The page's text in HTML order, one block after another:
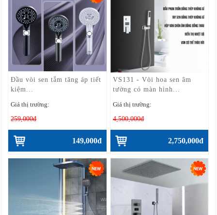
Đầu vòi sen tắm tăng áp tiết
kiệm...
Giá thị trường:
259,000đ
149,000đ
VS131 - Vòi hoa sen âm
tường có màn hình...
Giá thị trường:
4,500,000đ
2,750,000đ